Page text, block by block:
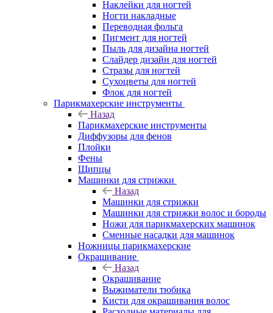
Наклейки для ногтей
Ногти накладные
Переводная фольга
Пигмент для ногтей
Пыль для дизайна ногтей
Слайдер дизайн для ногтей
Стразы для ногтей
Сухоцветы для ногтей
Флок для ногтей
Парикмахерские инструменты
Назад
Парикмахерские инструменты
Диффузоры для фенов
Плойки
Фены
Щипцы
Машинки для стрижки
Назад
Машинки для стрижки
Машинки для стрижки волос и бороды
Ножи для парикмахерских машинок
Сменные насадки для машинок
Ножницы парикмахерские
Окрашивание
Назад
Окрашивание
Выжиматели тюбика
Кисти для окрашивания волос